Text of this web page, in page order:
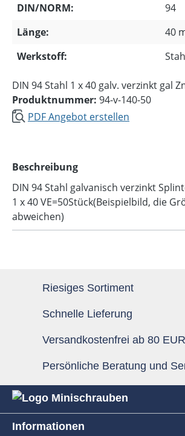
DIN/NORM:
94
Länge:
40
Werkstoff:
DIN 94 Stahl 1 x 40 galv. verzinkt gal
Produktnummer: 94-v-140-50
PDF Angebot erstellen
Beschreibung
DIN 94 Stahl galvanisch verzinkt
1 x 40 VE=50Stück(Beispielbild, die
abweichen)
Riesiges Sortiment
Schnelle Lieferung
Versandkostenfrei ab 80 EUR
Persönliche Beratung und
Informationen